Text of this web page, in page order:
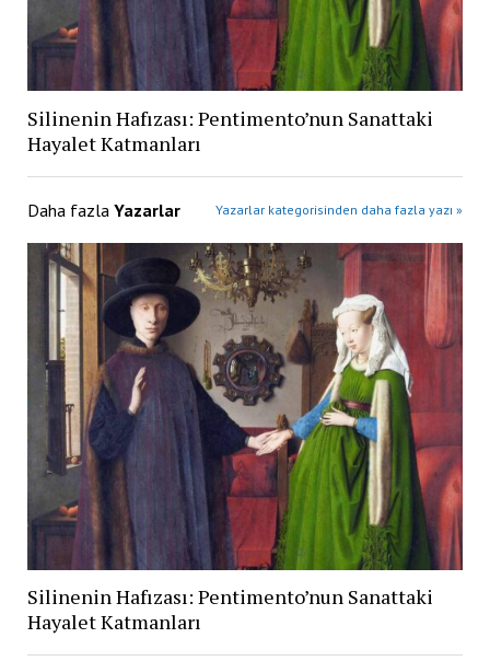
Silinenin Hafızası: Pentimento’nun Sanattaki
Hayalet Katmanları
Daha fazla Yazarlar Yazarlar kategorisinden daha fazla yazı »
Silinenin Hafızası: Pentimento’nun Sanattaki
Hayalet Katmanları